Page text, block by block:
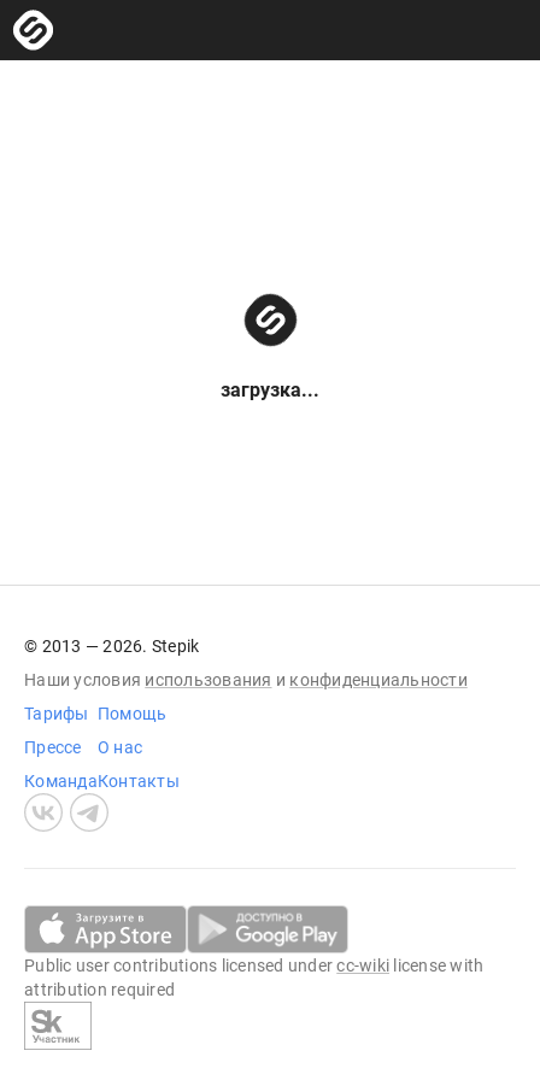
загрузка...
© 2013 — 2026. Stepik
Наши условия использования и конфиденциальности
Тарифы
Прессе
Команда
Помощь
О нас
Контакты
Public user contributions licensed undercc-wiki license with
attribution required